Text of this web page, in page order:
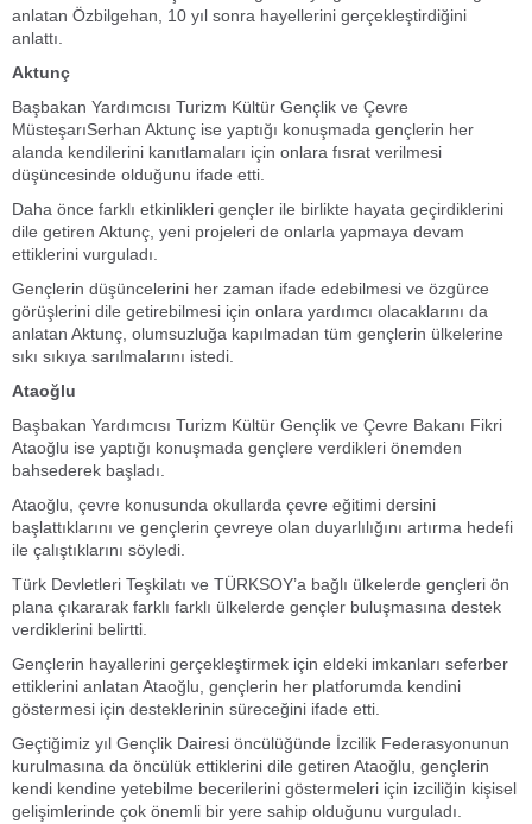
anlatan Özbilgehan, 10 yıl sonra hayellerini gerçekleştirdiğini
anlattı.
Aktunç
Başbakan Yardımcısı Turizm Kültür Gençlik ve Çevre
MüsteşarıSerhan Aktunç ise yaptığı konuşmada gençlerin her
alanda kendilerini kanıtlamaları için onlara fısrat verilmesi
düşüncesinde olduğunu ifade etti.
Daha önce farklı etkinlikleri gençler ile birlikte hayata geçirdiklerini
dile getiren Aktunç, yeni projeleri de onlarla yapmaya devam
ettiklerini vurguladı.
Gençlerin düşüncelerini her zaman ifade edebilmesi ve özgürce
görüşlerini dile getirebilmesi için onlara yardımcı olacaklarını da
anlatan Aktunç, olumsuzluğa kapılmadan tüm gençlerin ülkelerine
sıkı sıkıya sarılmalarını istedi.
Ataoğlu
Başbakan Yardımcısı Turizm Kültür Gençlik ve Çevre Bakanı Fikri
Ataoğlu ise yaptığı konuşmada gençlere verdikleri önemden
bahsederek başladı.
Ataoğlu, çevre konusunda okullarda çevre eğitimi dersini
başlattıklarını ve gençlerin çevreye olan duyarlılığını artırma hedefi
ile çalıştıklarını söyledi.
Türk Devletleri Teşkilatı ve TÜRKSOY’a bağlı ülkelerde gençleri ön
plana çıkararak farklı farklı ülkelerde gençler buluşmasına destek
verdiklerini belirtti.
Gençlerin hayallerini gerçekleştirmek için eldeki imkanları seferber
ettiklerini anlatan Ataoğlu, gençlerin her platforumda kendini
göstermesi için desteklerinin süreceğini ifade etti.
Geçtiğimiz yıl Gençlik Dairesi öncülüğünde İzcilik Federasyonunun
kurulmasına da öncülük ettiklerini dile getiren Ataoğlu, gençlerin
kendi kendine yetebilme becerilerini göstermeleri için izciliğin kişisel
gelişimlerinde çok önemli bir yere sahip olduğunu vurguladı.